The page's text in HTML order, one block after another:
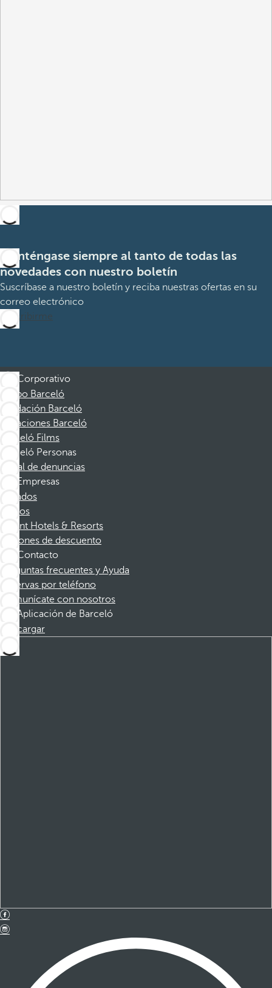
Manténgase siempre al tanto de todas las
novedades con nuestro boletín
Suscríbase a nuestro boletín y reciba nuestras ofertas en su
correo electrónico
Suscribirme
Corporativo
Grupo Barceló
Fundación Barceló
Vacaciones Barceló
Barceló Films
Barceló Personas
Canal de denuncias
Empresas
Afiliados
Socios
Dorint Hotels & Resorts
Cupones de descuento
Contacto
Preguntas frecuentes y Ayuda
Reservas por teléfono
Comunícate con nosotros
Aplicación de Barceló
Descargar